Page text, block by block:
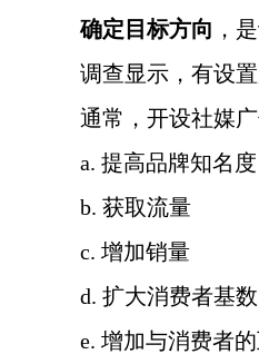
确定目标方向 ，
调查显示，有设
通常，开设社媒
a. 提高品牌知名度
b. 获取流量
c. 增加销量
d. 扩大消费者基数
e. 增加与消费者